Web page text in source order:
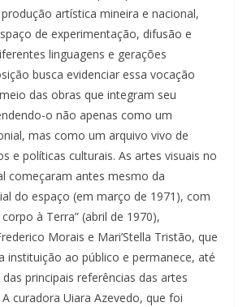
artística mineira e nacional,
de experimentação, difusão e
linguagens e gerações
busca evidenciar essa vocação
das obras que integram seu
o não apenas como um
mas como um arquivo vivo de
e políticas culturais. As artes visuais no
começaram antes mesmo da
do espaço (em março de 1971), com
à Terra” (abril de 1970),
Morais e Mari’Stella Tristão, que
instituição ao público e permanece, até
principais referências das artes
curadora Uiara Azevedo, que foi